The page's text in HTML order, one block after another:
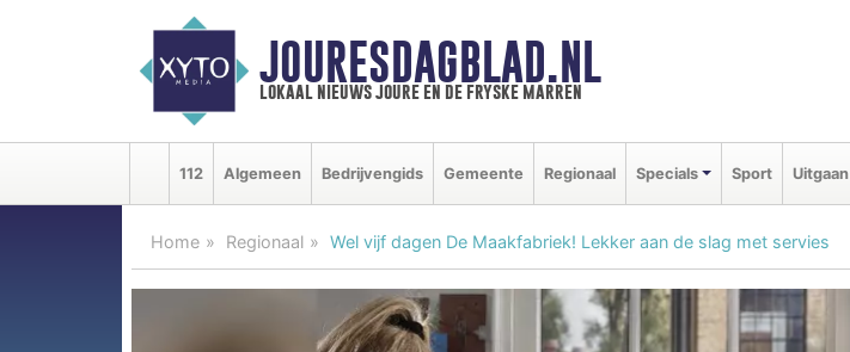
JOURESDAGBLAD.NL
lokaal nieuws joure en de fryske marren
112 Algemeen Bedrijvengids Gemeente Regionaal Specials Sport Uitgaan
Home Regionaal Wel vijf dagen De Maakfabriek! Lekker aan de slag met servies